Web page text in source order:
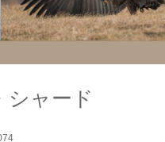
システム
シャード